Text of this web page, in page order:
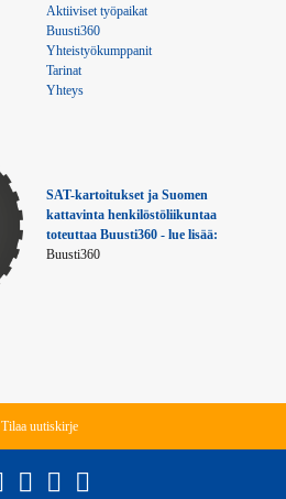
Aktiiviset työpaikat
Buusti360
Yhteistyökumppanit
Tarinat
Yhteys
SAT-kartoitukset ja Suomen
kattavinta henkilöstöliikuntaa
toteuttaa Buusti360 - lue lisää:
Buusti360
Tilaa uutiskirje